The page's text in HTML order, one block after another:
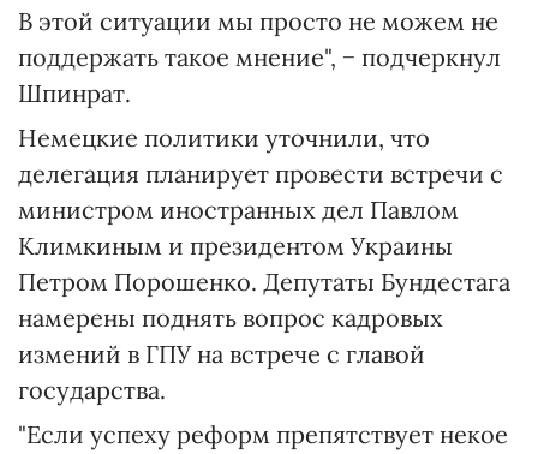
В этой ситуации мы просто не можем не
поддержать такое мнение", − подчеркнул
Шпинрат.
Немецкие политики уточнили, что
делегация планирует провести встречи с
министром иностранных дел Павлом
Климкиным и президентом Украины
Петром Порошенко. Депутаты Бундестага
намерены поднять вопрос кадровых
измений в ГПУ на встрече с главой
государства.
"Если успеху реформ препятствует некое